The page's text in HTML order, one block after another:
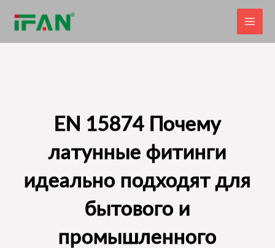
содержимому
EN 15874 Почему
латунные фитинги
идеально подходят для
бытового и
промышленного